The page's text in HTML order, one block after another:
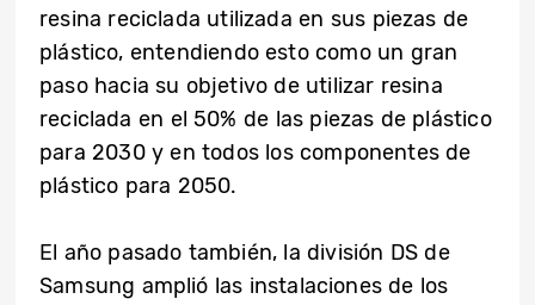
resina reciclada utilizada en sus piezas de
plástico, entendiendo esto como un gran
paso hacia su objetivo de utilizar resina
reciclada en el 50% de las piezas de plástico
para 2030 y en todos los componentes de
plástico para 2050.
El año pasado también, la división DS de
Samsung amplió las instalaciones de los